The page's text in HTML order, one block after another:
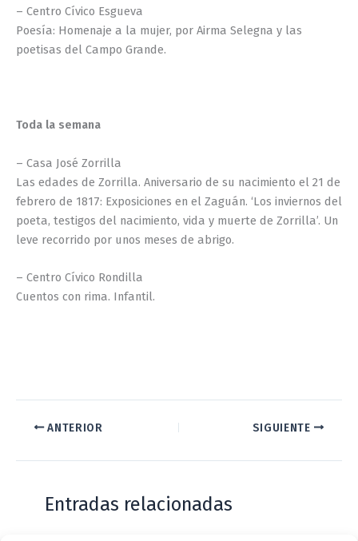
– Centro Cívico Esgueva
Poesía: Homenaje a la mujer, por Airma Selegna y las
poetisas del Campo Grande.
Toda la semana
– Casa José Zorrilla
Las edades de Zorrilla. Aniversario de su nacimiento el 21 de
febrero de 1817: Exposiciones en el Zaguán. ‘Los inviernos del
poeta, testigos del nacimiento, vida y muerte de Zorrilla’. Un
leve recorrido por unos meses de abrigo.
– Centro Cívico Rondilla
Cuentos con rima. Infantil.
ANTERIOR SIGUIENTE
Entradas relacionadas